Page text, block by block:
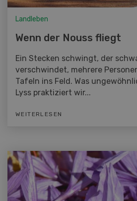
Landleben
Wenn der Nouss fliegt
Ein Stecken schwingt, der
verschwindet, mehrere
Tafeln ins Feld. Was
Lyss praktiziert wir...
WEITERLESEN